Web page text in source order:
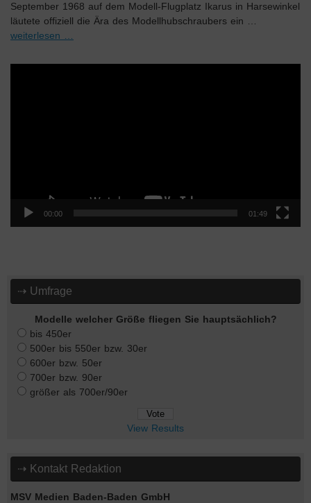
September 1968 auf dem Modell-Flugplatz Ikarus in Harsewinkel
läutete offiziell die Ära des Modellhubschraubers ein …
weiterlesen …
00:00 01:49
⇢ Umfrage
Modelle welcher Größe fliegen Sie hauptsächlich?
bis 450er
500er bis 550er bzw. 30er
600er bzw. 50er
700er bzw. 90er
größer als 700er/90er
View Results
⇢ Kontakt Redaktion
MSV Medien Baden-Baden GmbH